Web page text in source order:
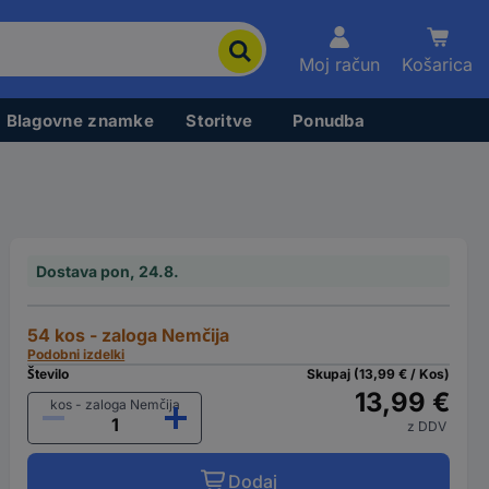
Moj račun Košarica
Blagovne znamke Storitve Ponudba
Dostava pon, 24.8.
54 kos - zaloga Nemčija
Podobni izdelki
Število
kos - zaloga Nemčija
Skupaj (13,99 € / Kos)
13,99 €
z DDV
Dodaj